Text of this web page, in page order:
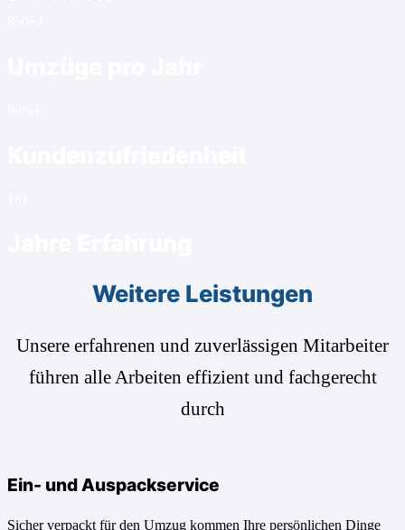
Weitere Leistungen
Unsere erfahrenen und zuverlässigen Mitarbeiter
führen alle Arbeiten effizient und fachgerecht
durch
Ein- und Auspackservice
Sicher verpackt für den Umzug kommen Ihre persönlichen Dinge